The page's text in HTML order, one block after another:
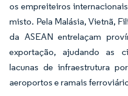
os empreiteiros
misto. Pela Malásia, Vietnã,
da ASEAN entrelaçam
exportação, ajudando as
lacunas de infraestrutura
aeroportos e ramais